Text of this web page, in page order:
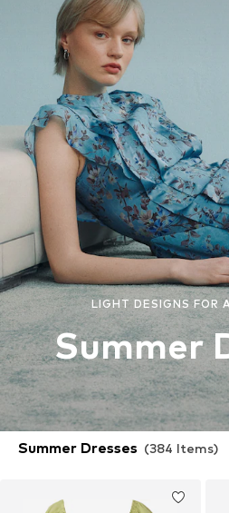
LIGHT DESIGNS FOR
Summer
Summer Dresses (384 Items)